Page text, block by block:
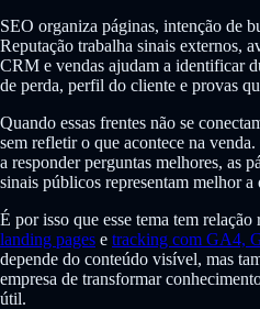
SEO organiza páginas, intenção de
Reputação trabalha sinais externos,
CRM e vendas ajudam a identificar
de perda, perfil do cliente e provas
Quando essas frentes não se
sem refletir o que acontece na
a responder perguntas melhores, as
sinais públicos representam melhor a
É por isso que esse tema tem relação
landing pages e tracking com GA4,
depende do conteúdo visível, mas
empresa de transformar
útil.